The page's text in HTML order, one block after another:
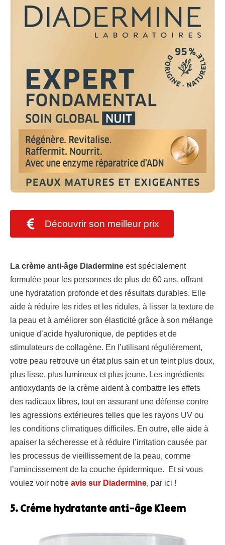
Découvrir son meilleur prix
La crème anti-âge Diadermine est spécialement
formulée pour les personnes de plus de 60 ans, offrant
une hydratation profonde et des résultats durables. Elle
aide à réduire les rides et les ridules, à lisser la texture de
la peau et à améliorer son élasticité grâce à son mélange
unique d’acide hyaluronique, de peptides et de
stimulateurs de collagène. En l’utilisant régulièrement,
votre peau retrouve un état plus sain et un teint plus doux,
plus lisse, plus lumineux et plus jeune. Les ingrédients
antioxydants de la crème aident à combattre les effets
des radicaux libres, tout en assurant une défense contre
les agressions extérieures telles que les rayons UV ou
les conditions climatiques difficiles. En outre, elle aide à
apaiser la sécheresse et à réduire l’irritation causée par
les processus de vieillissement de la peau, comme
l’amincissement de la couche épidermique. Et si vous
voulez voir notre avis sur Diadermine, par ici !
5. Crème hydratante anti-âge Kleem